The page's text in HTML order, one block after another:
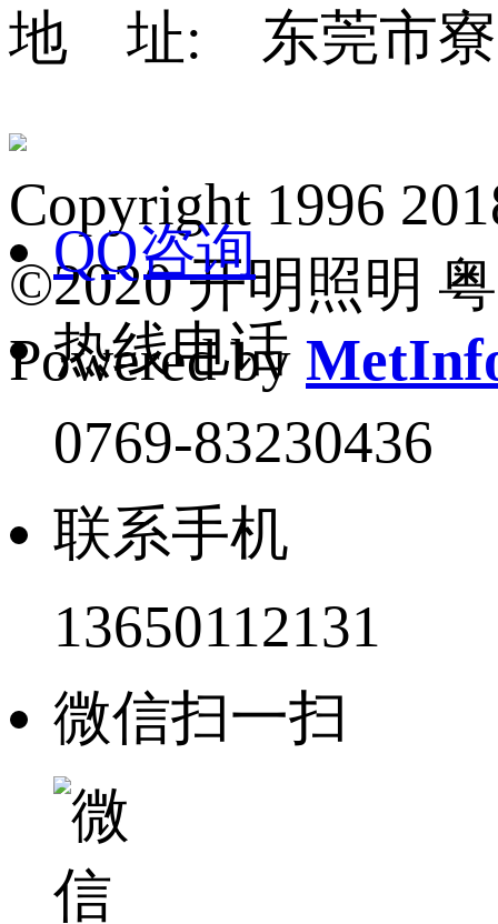
地 址: 东莞市寮
Copyright 1996
©2020 开明照明
Powered by
QQ咨询
热线电话
0769-83230436
联系手机
13650112131
微信扫一扫